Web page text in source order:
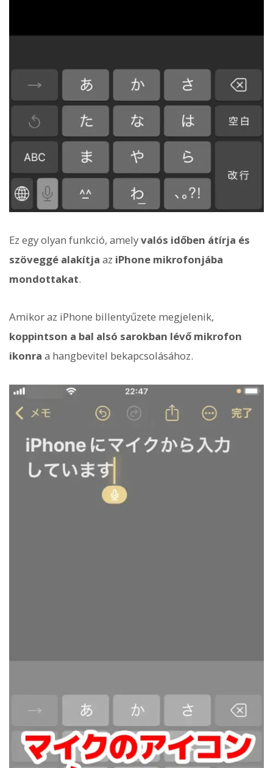
Ez egy olyan funkció, amelyvalós időben átírja és
szöveggé alakítja az iPhone mikrofonjába
mondottakat.
Amikor az iPhone billentyűzete megjelenik,
koppintson a bal alsó sarokban lévő mikrofon
ikonra a hangbevitel bekapcsolásához.